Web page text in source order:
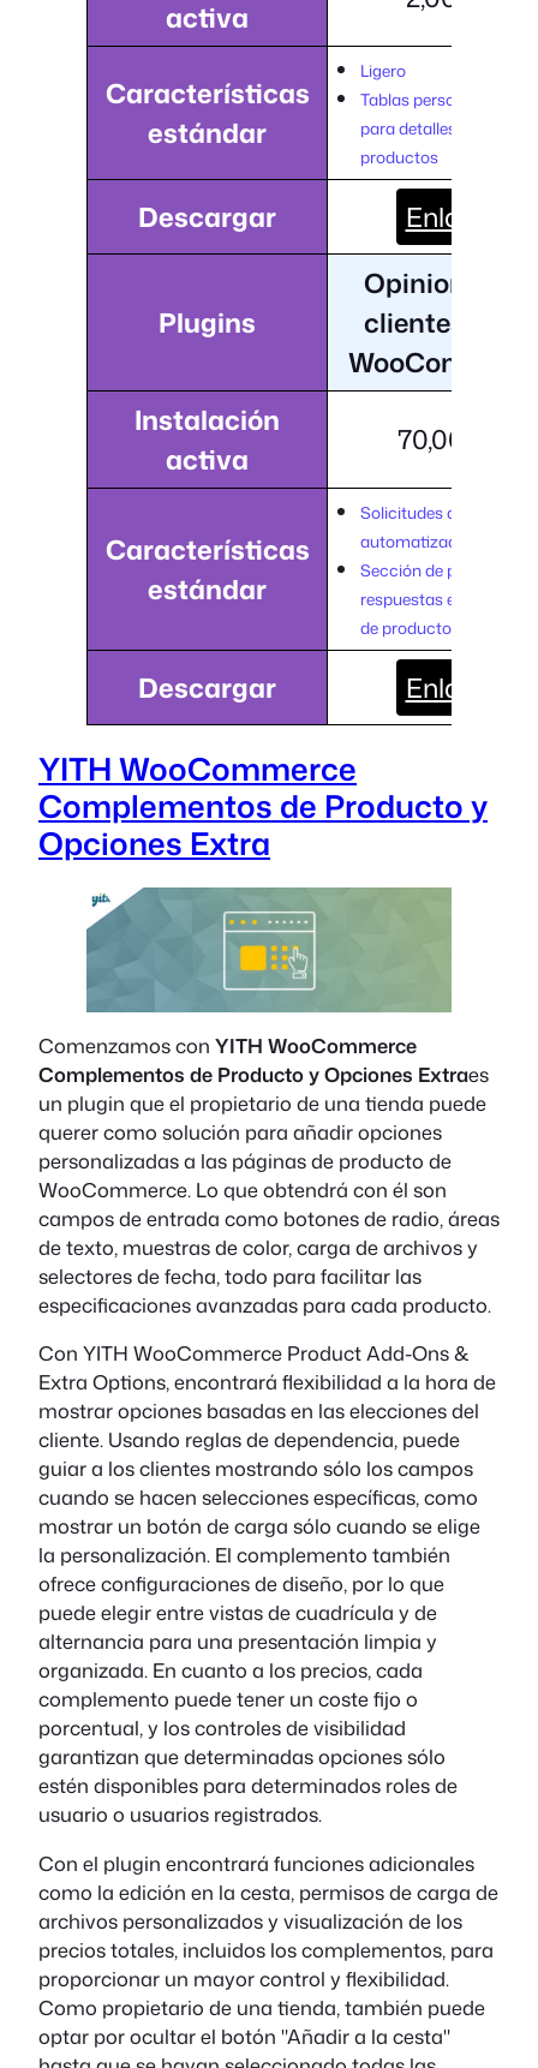
activa
Características
estándar
Ligero
Tablas personalizadas
para detalles de
productos
Descargar Enlace
Plugins
Opiniones de
clientes para
Instalación
activa
70,000+
Características
estándar
Solicitudes de revisión
automatizadas
Sección de preguntas y
respuestas en las
de productos
Descargar Enlace
YITH WooCommerce
Complementos de Producto y
Opciones Extra
Comenzamos con YITH WooCommerce
Complementos de Producto y Opciones Extraes
un plugin que el propietario de una tienda puede
querer como solución para añadir opciones
personalizadas a las páginas de producto de
WooCommerce. Lo que obtendrá con él son
campos de entrada como botones de radio, áreas
de texto, muestras de color, carga de archivos y
selectores de fecha, todo para facilitar las
especificaciones avanzadas para cada producto.
Con YITH WooCommerce Product Add-Ons &
Extra Options, encontrará flexibilidad a la hora de
mostrar opciones basadas en las elecciones del
cliente. Usando reglas de dependencia, puede
guiar a los clientes mostrando sólo los campos
cuando se hacen selecciones específicas, como
mostrar un botón de carga sólo cuando se elige
la personalización. El complemento también
ofrece configuraciones de diseño, por lo que
puede elegir entre vistas de cuadrícula y de
alternancia para una presentación limpia y
organizada. En cuanto a los precios, cada
complemento puede tener un coste fijo o
porcentual, y los controles de visibilidad
garantizan que determinadas opciones sólo
estén disponibles para determinados roles de
usuario o usuarios registrados.
Con el plugin encontrará funciones adicionales
como la edición en la cesta, permisos de carga de
archivos personalizados y visualización de los
precios totales, incluidos los complementos, para
proporcionar un mayor control y flexibilidad.
Como propietario de una tienda, también puede
optar por ocultar el botón "Añadir a la cesta"